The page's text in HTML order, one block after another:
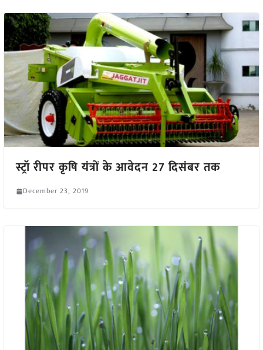
स्ट्रॉ रीपर कृषि यंत्रों के आवेदन 27 दिसंबर तक
December 23, 2019